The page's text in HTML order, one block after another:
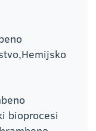
bioprocesi